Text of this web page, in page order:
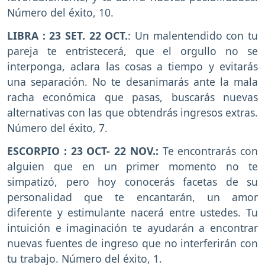
Número del éxito, 10.
LIBRA : 23 SET. 22 OCT.: Un malentendido con tu
pareja te entristecerá, que el orgullo no se
interponga, aclara las cosas a tiempo y evitarás
una separación. No te desanimarás ante la mala
racha económica que pasas, buscarás nuevas
alternativas con las que obtendrás ingresos extras.
Número del éxito, 7.
ESCORPIO : 23 OCT- 22 NOV.: Te encontrarás con
alguien que en un primer momento no te
simpatizó, pero hoy conocerás facetas de su
personalidad que te encantarán, un amor
diferente y estimulante nacerá entre ustedes. Tu
intuición e imaginación te ayudarán a encontrar
nuevas fuentes de ingreso que no interferirán con
tu trabajo. Número del éxito, 1.